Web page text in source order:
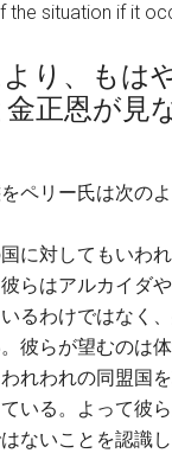
situation if it
り、もは
正恩が見
ペリー氏は次のよ
国に対してもいわ
らはアルカイダ
るわけではなく
彼らが望むのは
れわれの同盟国
いる。よって彼
ないことを認識し